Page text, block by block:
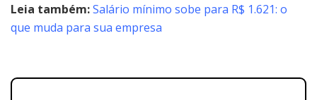
Leia também:Salário mínimo sobe para R$ 1.621: o
que muda para sua empresa